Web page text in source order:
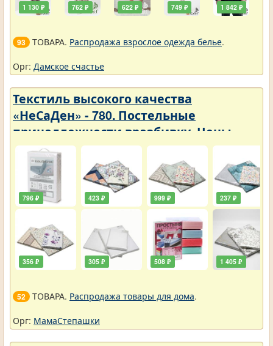
1 130 ₽ 762 ₽ 622 ₽ 749 ₽ 1 842 ₽
93 ТОВАРА. Распродажа взрослое одежда белье.
Орг: Дамское счастье
Текстиль высокого качества
«НеСаДен» - 780. Постельные
принадлежности вразбивку. Цены
упали
796 ₽
356 ₽
423 ₽
305 ₽
999 ₽
508 ₽
237 ₽
1 405 ₽
52 ТОВАРА. Распродажа товары для дома.
Орг: МамаСтепашки